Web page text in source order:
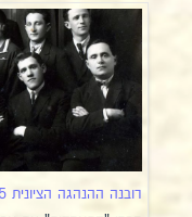
רובנה ההנהגה הציונית 15